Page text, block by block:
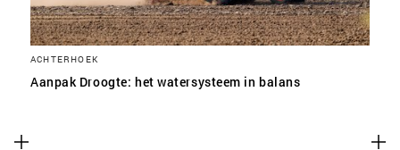
ACHTERHOEK
Aanpak Droogte: het watersysteem in balans